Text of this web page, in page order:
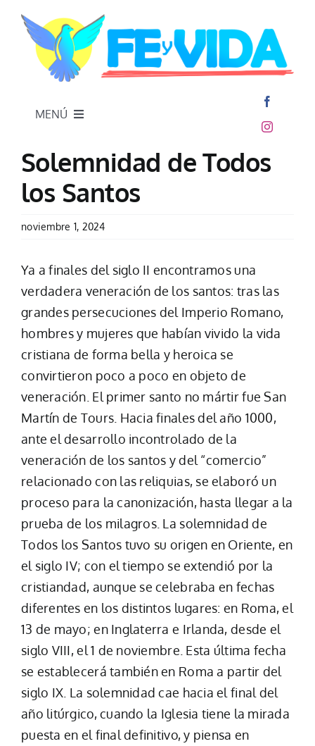
content
MENÚ
Inicio
Solemnidad de Todos
los Santos
noviembre 1, 2024
Ya a finales del siglo II encontramos una
verdadera veneración de los santos: tras las
grandes persecuciones del Imperio Romano,
hombres y mujeres que habían vivido la vida
cristiana de forma bella y heroica se
convirtieron poco a poco en objeto de
veneración. El primer santo no mártir fue San
Martín de Tours. Hacia finales del año 1000,
ante el desarrollo incontrolado de la
veneración de los santos y del “comercio”
relacionado con las reliquias, se elaboró un
proceso para la canonización, hasta llegar a la
prueba de los milagros. La solemnidad de
Todos los Santos tuvo su origen en Oriente, en
el siglo IV; con el tiempo se extendió por la
cristiandad, aunque se celebraba en fechas
diferentes en los distintos lugares: en Roma, el
13 de mayo; en Inglaterra e Irlanda, desde el
siglo VIII, el 1 de noviembre. Esta última fecha
se establecerá también en Roma a partir del
siglo IX. La solemnidad cae hacia el final del
año litúrgico, cuando la Iglesia tiene la mirada
puesta en el final definitivo, y piensa en